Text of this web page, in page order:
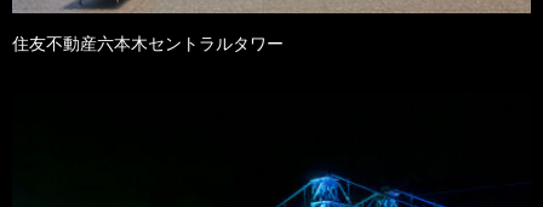
住友不動産六本木セントラルタワー